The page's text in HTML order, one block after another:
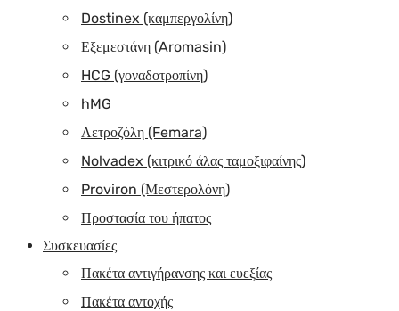
Dostinex (καμπεργολίνη)
Εξεμεστάνη (Aromasin)
HCG (γοναδοτροπίνη)
hMG
Λετροζόλη (Femara)
Nolvadex (κιτρικό άλας ταμοξιφαίνης)
Proviron (Μεστερολόνη)
Προστασία του ήπατος
Συσκευασίες
Πακέτα αντιγήρανσης και ευεξίας
Πακέτα αντοχής